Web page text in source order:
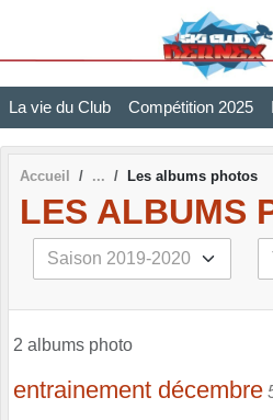
La vie du Club Compétition 2025
Accueil Les albums photos
LES ALBUMS
2 albums photo
entrainement décembre
Panneau de gestion des cookies